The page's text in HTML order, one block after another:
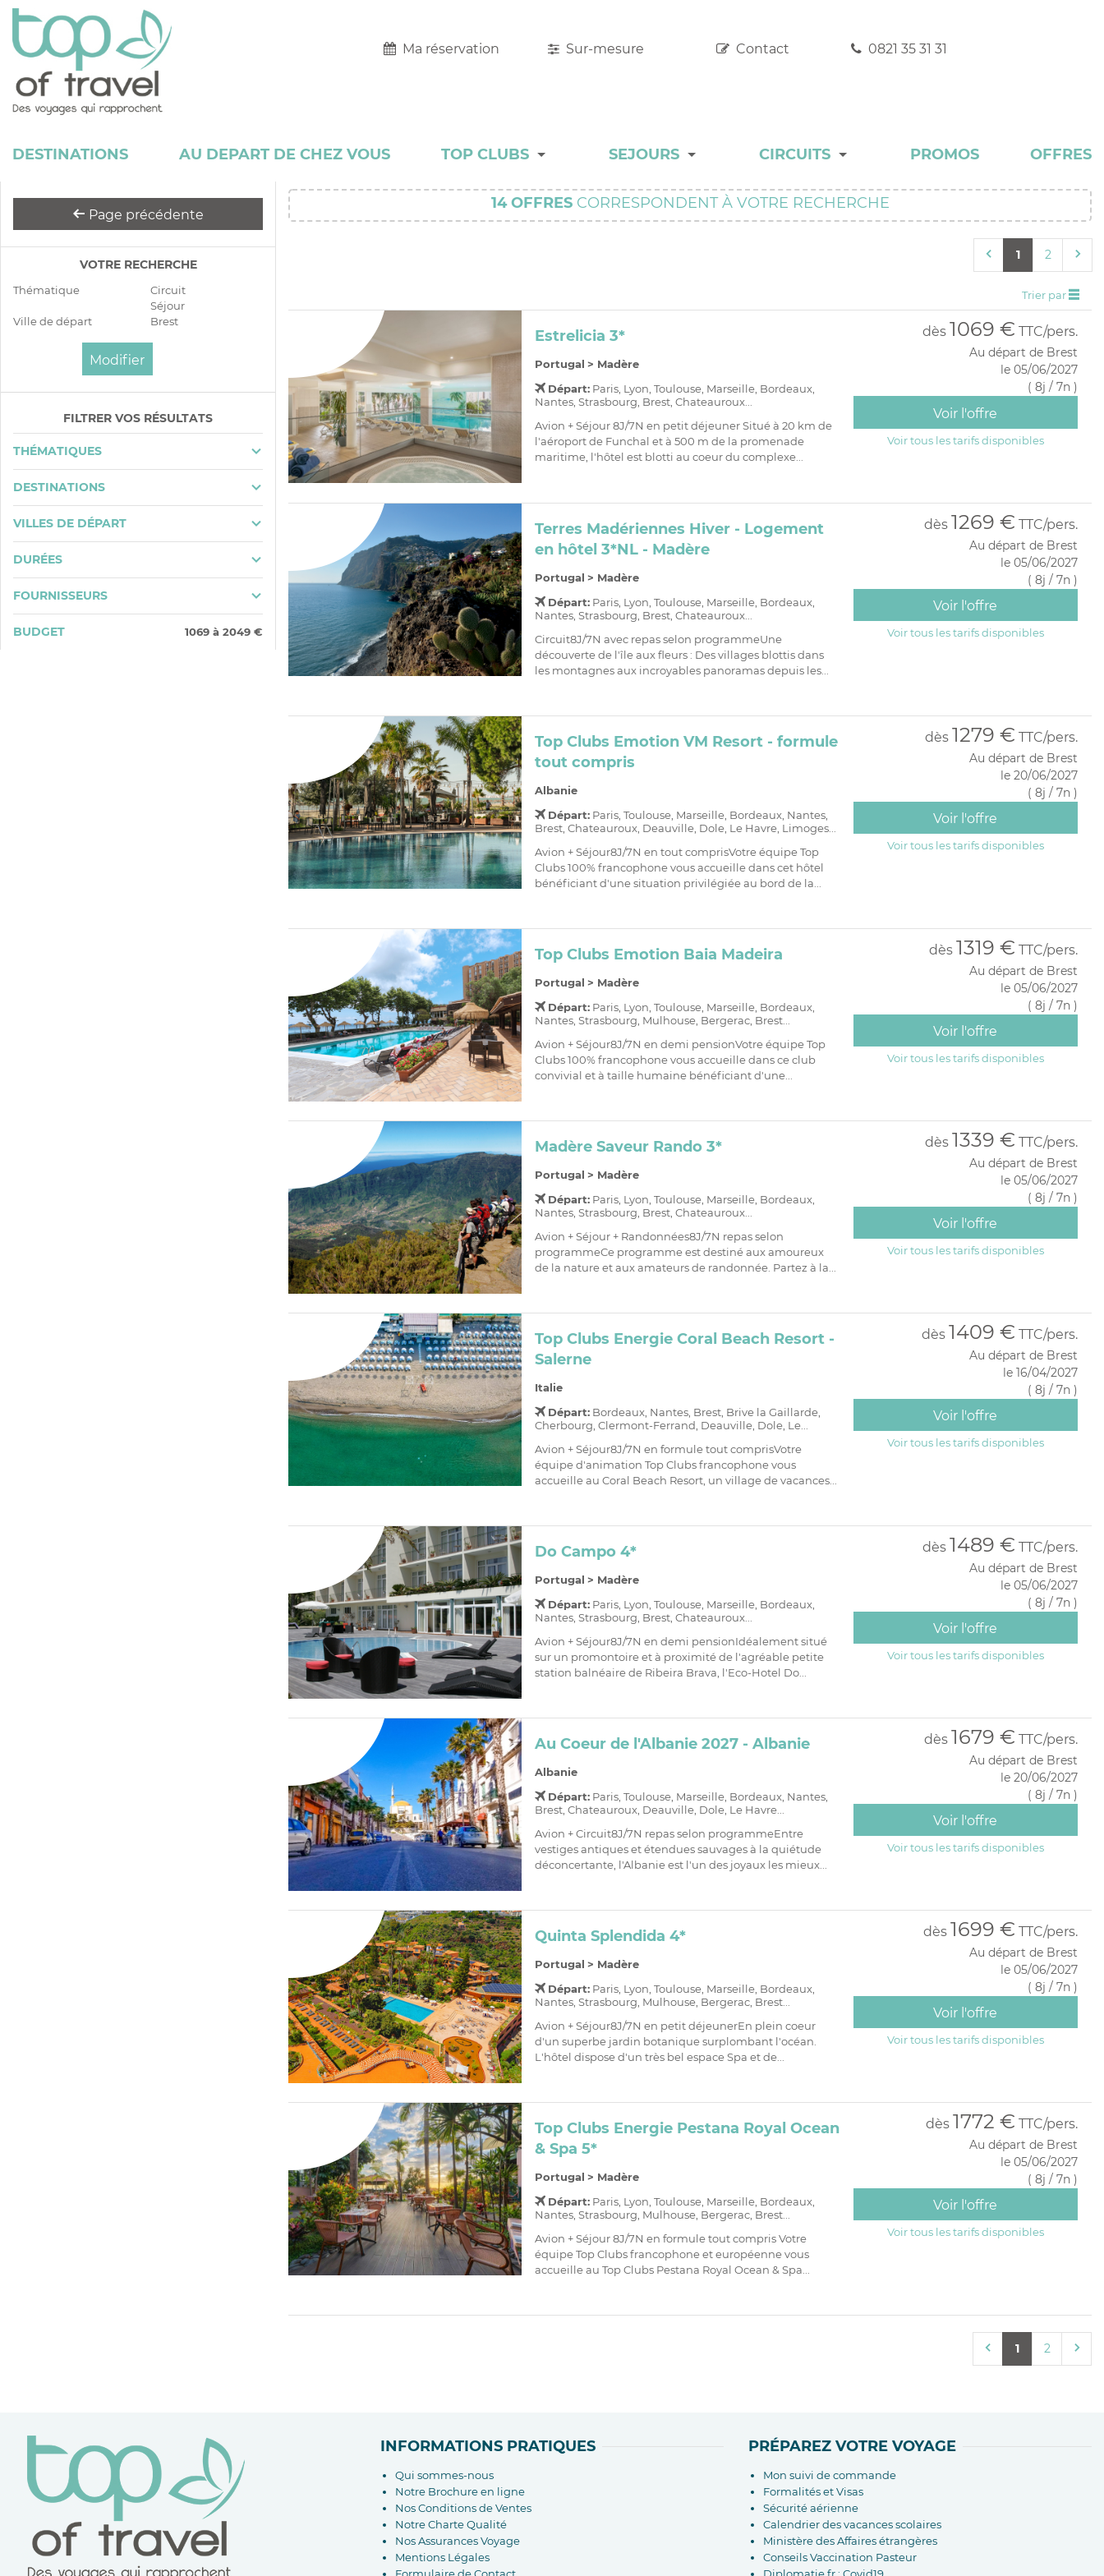
Ma réservation Sur-mesure Contact 0821 35 31 31
DESTINATIONS AU DEPART DE CHEZ VOUS TOP CLUBS
TOP CLUBS
SEJOURS
MALINS
COLLECTION
CIRCUITS
DÉCOUVERTE
PROMOS OFFRES
Page précédente
VOTRE RECHERCHE
Thématique
Circuit
Séjour
Ville de départ
Brest
FILTRER VOS RÉSULTATS
THÉMATIQUES
DESTINATIONS
VILLES DE DÉPART
DURÉES
FOURNISSEURS
BUDGET 1069 à 2049 €
14 OFFRESCORRESPONDENT À VOTRE RECHERCHE
1 2
Trier par
Estrelicia 3*
Portugal > Madère
Départ:Paris, Lyon, Toulouse, Marseille, Bordeaux,
Nantes, Strasbourg, Brest, Chateauroux...
Avion + Séjour 8J/7N en petit déjeuner Situé à 20 km de
l'aéroport de Funchal et à 500 m de la promenade
maritime, l'hôtel est blotti au coeur du complexe...
dès 1069 € TTC/pers.
Au départ de Brest
le 05/06/2027
( 8j / 7n )
Voir l'offre
Voir tous les tarifs disponibles
Terres Madériennes Hiver - Logement
en hôtel 3*NL - Madère
Portugal > Madère
Départ:Paris, Lyon, Toulouse, Marseille, Bordeaux,
Nantes, Strasbourg, Brest, Chateauroux...
Circuit8J/7N avec repas selon programmeUne
découverte de l'île aux fleurs : Des villages blottis dans
les montagnes aux incroyables panoramas depuis les...
dès 1269 € TTC/pers.
Au départ de Brest
le 05/06/2027
( 8j / 7n )
Voir l'offre
Voir tous les tarifs disponibles
Top Clubs Emotion VM Resort - formule
tout compris
Albanie
Départ:Paris, Toulouse, Marseille, Bordeaux, Nantes,
Brest, Chateauroux, Deauville, Dole, Le Havre, Limoges...
Avion + Séjour8J/7N en tout comprisVotre équipe Top
Clubs 100% francophone vous accueille dans cet hôtel
bénéficiant d'une situation privilégiée au bord de la...
dès 1279 € TTC/pers.
Au départ de Brest
le 20/06/2027
( 8j / 7n )
Voir l'offre
Voir tous les tarifs disponibles
Top Clubs Emotion Baia Madeira
Portugal > Madère
Départ:Paris, Lyon, Toulouse, Marseille, Bordeaux,
Nantes, Strasbourg, Mulhouse, Bergerac, Brest...
Avion + Séjour8J/7N en demi pensionVotre équipe Top
Clubs 100% francophone vous accueille dans ce club
convivial et à taille humaine bénéficiant d'une...
dès 1319 € TTC/pers.
Au départ de Brest
le 05/06/2027
( 8j / 7n )
Voir l'offre
Voir tous les tarifs disponibles
Madère Saveur Rando 3*
Portugal > Madère
Départ:Paris, Lyon, Toulouse, Marseille, Bordeaux,
Nantes, Strasbourg, Brest, Chateauroux...
Avion + Séjour + Randonnées8J/7N repas selon
programmeCe programme est destiné aux amoureux
de la nature et aux amateurs de randonnée. Partez à la...
dès 1339 € TTC/pers.
Au départ de Brest
le 05/06/2027
( 8j / 7n )
Voir l'offre
Voir tous les tarifs disponibles
Top Clubs Energie Coral Beach Resort -
Salerne
Italie
Départ:Bordeaux, Nantes, Brest, Brive la Gaillarde,
Cherbourg, Clermont-Ferrand, Deauville, Dole, Le...
Avion + Séjour8J/7N en formule tout comprisVotre
équipe d'animation Top Clubs francophone vous
accueille au Coral Beach Resort, un village de vacances...
dès 1409 € TTC/pers.
Au départ de Brest
le 16/04/2027
( 8j / 7n )
Voir l'offre
Voir tous les tarifs disponibles
Do Campo 4*
Portugal > Madère
Départ:Paris, Lyon, Toulouse, Marseille, Bordeaux,
Nantes, Strasbourg, Brest, Chateauroux...
Avion + Séjour8J/7N en demi pensionIdéalement situé
sur un promontoire et à proximité de l'agréable petite
station balnéaire de Ribeira Brava, l'Eco-Hotel Do...
dès 1489 € TTC/pers.
Au départ de Brest
le 05/06/2027
( 8j / 7n )
Voir l'offre
Voir tous les tarifs disponibles
Au Coeur de l'Albanie 2027 - Albanie
Albanie
Départ:Paris, Toulouse, Marseille, Bordeaux, Nantes,
Brest, Chateauroux, Deauville, Dole, Le Havre...
Avion + Circuit8J/7N repas selon programmeEntre
vestiges antiques et étendues sauvages à la quiétude
déconcertante, l'Albanie est l'un des joyaux les mieux...
dès 1679 € TTC/pers.
Au départ de Brest
le 20/06/2027
( 8j / 7n )
Voir l'offre
Voir tous les tarifs disponibles
Quinta Splendida 4*
Portugal > Madère
Départ:Paris, Lyon, Toulouse, Marseille, Bordeaux,
Nantes, Strasbourg, Mulhouse, Bergerac, Brest...
Avion + Séjour8J/7N en petit déjeunerEn plein coeur
d'un superbe jardin botanique surplombant l'océan.
L'hôtel dispose d'un très bel espace Spa et de...
dès 1699 € TTC/pers.
Au départ de Brest
le 05/06/2027
( 8j / 7n )
Voir l'offre
Voir tous les tarifs disponibles
Top Clubs Energie Pestana Royal Ocean
& Spa 5*
Portugal > Madère
Départ:Paris, Lyon, Toulouse, Marseille, Bordeaux,
Nantes, Strasbourg, Mulhouse, Bergerac, Brest...
Avion + Séjour 8J/7N en formule tout compris Votre
équipe Top Clubs francophone et européenne vous
accueille au Top Clubs Pestana Royal Ocean & Spa...
dès 1772 € TTC/pers.
Au départ de Brest
le 05/06/2027
( 8j / 7n )
Voir l'offre
Voir tous les tarifs disponibles
1 2
INFORMATIONS PRATIQUES
Qui sommes-nous
Notre Brochure en ligne
Nos Conditions de Ventes
Notre Charte Qualité
Nos Assurances Voyage
Mentions Légales
Formulaire de Contact
PRÉPAREZ VOTRE VOYAGE
Mon suivi de commande
Formalités et Visas
Sécurité aérienne
Calendrier des vacances scolaires
Ministère des Affaires étrangères
Conseils Vaccination Pasteur
Diplomatie.fr : Covid19